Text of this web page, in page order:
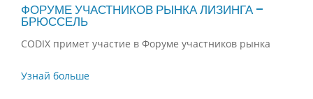
ФОРУМЕ УЧАСТНИКОВ РЫНКА ЛИЗИНГА –
БРЮССЕЛЬ
CODIX примет участие в Форуме участников рынка
Узнай больше